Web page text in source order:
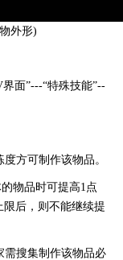
外形)
面”---“特殊技能”--
方可制作该物品。
物品时可提高1点
后，则不能继续提
搜集制作该物品必